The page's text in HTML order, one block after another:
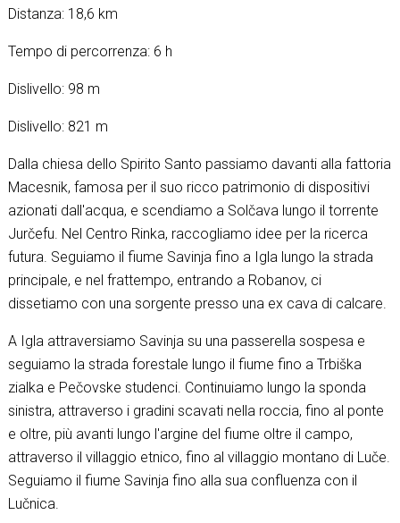
Distanza: 18,6 km
Tempo di percorrenza: 6 h
Dislivello: 98 m
Dislivello: 821 m
Dalla chiesa dello Spirito Santo passiamo davanti alla fattoria
Macesnik, famosa per il suo ricco patrimonio di dispositivi
azionati dall'acqua, e scendiamo a Solčava lungo il torrente
Jurčefu. Nel Centro Rinka, raccogliamo idee per la ricerca
futura. Seguiamo il fiume Savinja fino a Igla lungo la strada
principale, e nel frattempo, entrando a Robanov, ci
dissetiamo con una sorgente presso una ex cava di calcare.
A Igla attraversiamo Savinja su una passerella sospesa e
seguiamo la strada forestale lungo il fiume fino a Trbiška
zialka e Pečovske studenci. Continuiamo lungo la sponda
sinistra, attraverso i gradini scavati nella roccia, fino al ponte
e oltre, più avanti lungo l'argine del fiume oltre il campo,
attraverso il villaggio etnico, fino al villaggio montano di Luče.
Seguiamo il fiume Savinja fino alla sua confluenza con il
Lučnica.